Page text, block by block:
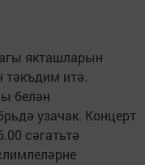
якташларын
тәкъдим итә.
белән
узачак. Концерт
сәгатьтә